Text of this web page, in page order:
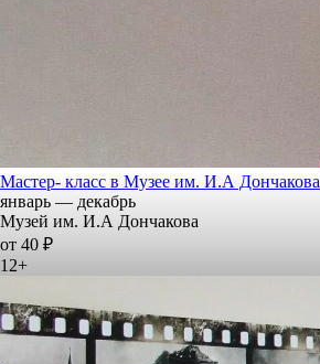
Мастер- класс в Музее им. И.А Дончакова
январь — декабрь
Музей им. И.А Дончакова
от 40 ₽
12+